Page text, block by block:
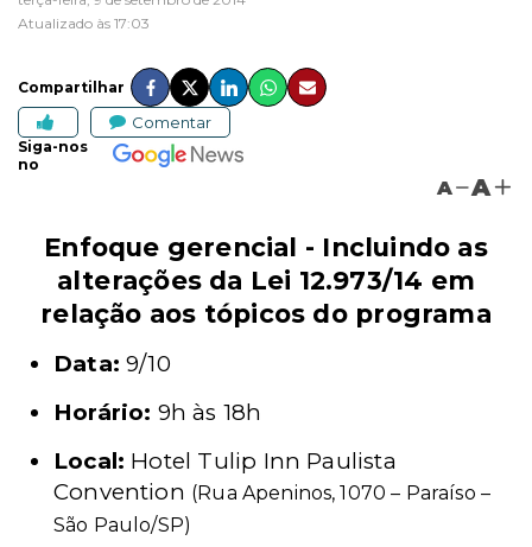
Atualizado às 17:03
Compartilhar
Comentar
Siga-nos
no
A A
Enfoque gerencial - Incluindo as
alterações da Lei 12.973/14 em
relação aos tópicos do programa
Data: 9/10
Horário: 9h às 18h
Local: Hotel Tulip Inn Paulista
Convention (Rua Apeninos, 1070 – Paraíso –
São Paulo/SP)